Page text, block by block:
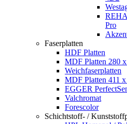
Pro
Faserplatten
HDF Platten
MDF Platten 280
Weichfaserplatten
MDF Platten 411
EGGER
Valchromat
Forescolor
Schichtstoff- /